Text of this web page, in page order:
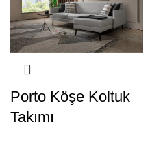
Porto Köşe Koltuk
Takımı